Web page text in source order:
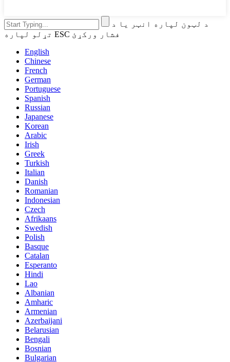
د لټون لپاره انټر یا د
تړلو لپاره ESC فشار ورکړئ
English
Chinese
French
German
Portuguese
Spanish
Russian
Japanese
Korean
Arabic
Irish
Greek
Turkish
Italian
Danish
Romanian
Indonesian
Czech
Afrikaans
Swedish
Polish
Basque
Catalan
Esperanto
Hindi
Lao
Albanian
Amharic
Armenian
Azerbaijani
Belarusian
Bengali
Bosnian
Bulgarian